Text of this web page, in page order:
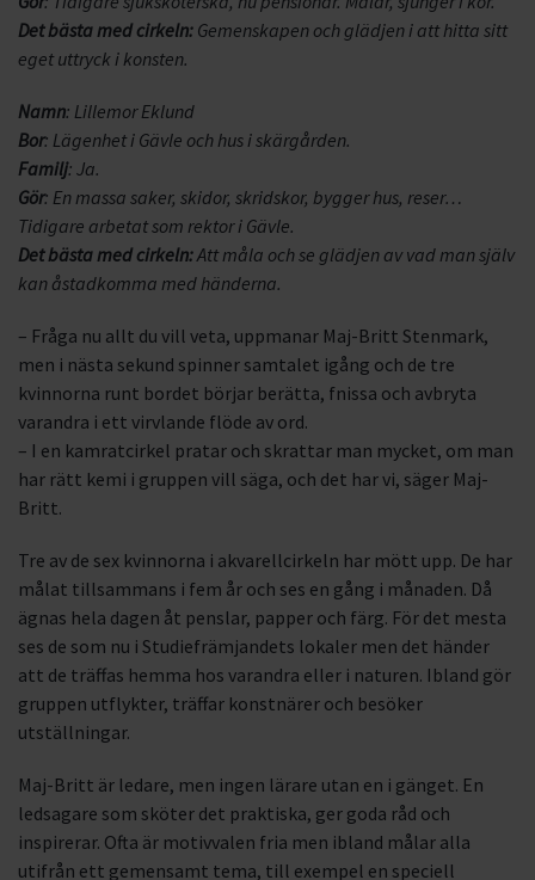
Det bästa med cirkeln: Gemenskapen och glädjen i att hitta sitt
eget uttryck i konsten.
Namn: Lillemor Eklund
Bor: Lägenhet i Gävle och hus i skärgården.
Familj: Ja.
Gör: En massa saker, skidor, skridskor, bygger hus, reser…
Tidigare arbetat som rektor i Gävle.
Det bästa med cirkeln:Att måla och se glädjen av vad man själv
kan åstadkomma med händerna.
– Fråga nu allt du vill veta, uppmanar Maj-Britt Stenmark,
men i nästa sekund spinner samtalet igång och de tre
kvinnorna runt bordet börjar berätta, fnissa och avbryta
varandra i ett virvlande flöde av ord.
– I en kamratcirkel pratar och skrattar man mycket, om man
har rätt kemi i gruppen vill säga, och det har vi, säger Maj-
Britt.
Tre av de sex kvinnorna i akvarellcirkeln har mött upp. De har
målat tillsammans i fem år och ses en gång i månaden. Då
ägnas hela dagen åt penslar, papper och färg. För det mesta
ses de som nu i Studiefrämjandets lokaler men det händer
att de träffas hemma hos varandra eller i naturen. Ibland gör
gruppen utflykter, träffar konstnärer och besöker
utställningar.
Maj-Britt är ledare, men ingen lärare utan en i gänget. En
ledsagare som sköter det praktiska, ger goda råd och
inspirerar. Ofta är motivvalen fria men ibland målar alla
utifrån ett gemensamt tema, till exempel en speciell